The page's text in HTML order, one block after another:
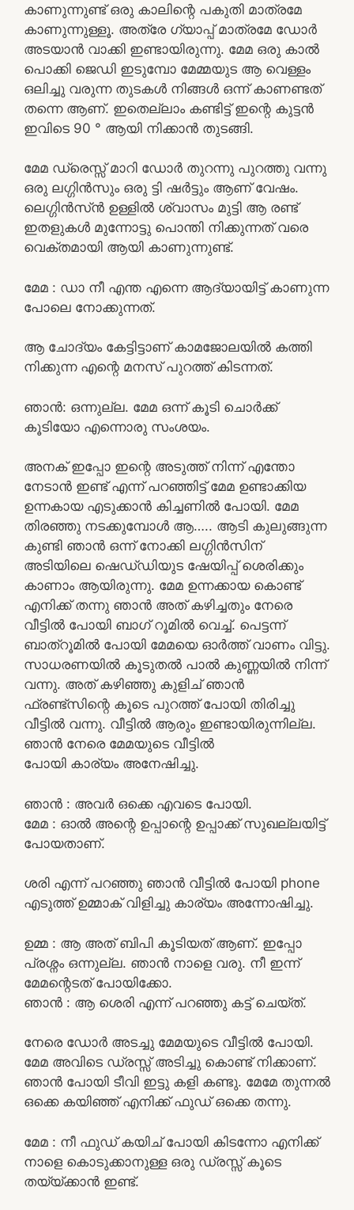
കാണുന്നുണ്ട് ഒരു കാലിന്റെ പകുതി മാത്രമേ
കാണുന്നുള്ളൂ. അത്രേ ഗ്യാപ്പ് മാത്രമേ ഡോർ
അടയാൻ വാക്കി ഇണ്ടായിരുന്നു. മേമ ഒരു കാൽ
പൊക്കി ജെഡി ഇടുമ്പോ മേമ്മയുട ആ വെള്ളം
ഒലിച്ചു വരുന്ന തുടകൾ നിങ്ങൾ ഒന്ന് കാണണ്ടത്
തന്നെ ആണ്. ഇതെല്ലാം കണ്ടിട്ട് ഇന്റെ കുട്ടൻ
ഇവിടെ 90 ° ആയി നിക്കാൻ തുടങ്ങി.
മേമ ഡ്രെസ്സ് മാറി ഡോർ തുറന്നു പുറത്തു വന്നു
ഒരു ലഗ്ഗിൻസും ഒരു ട്ടി ഷർട്ടും ആണ് വേഷം.
ലെഗ്ഗിൻസ്ൻ ഉള്ളിൽ ശ്വാസം മുട്ടി ആ രണ്ട്
ഇതളുകൾ മുന്നോട്ടു പൊന്തി നിക്കുന്നത് വരെ
വെക്തമായി ആയി കാണുന്നുണ്ട്.
മേമ : ഡാ നീ എന്ത എന്നെ ആദ്യായിട്ട് കാണുന്ന
പോലെ നോക്കുന്നത്.
ആ ചോദ്യം കേട്ടിട്ടാണ് കാമജോലയിൽ കത്തി
നിക്കുന്ന എന്റെ മനസ് പുറത്ത് കിടന്നത്.
ഞാൻ: ഒന്നുല്ല. മേമ ഒന്ന് കൂടി ചൊർക്ക്
കൂടിയോ എന്നൊരു സംശയം.
അനക് ഇപ്പോ ഇന്റെ അടുത്ത് നിന്ന് എന്തോ
നേടാൻ ഇണ്ട് എന്ന് പറഞ്ഞിട്ട് മേമ ഉണ്ടാക്കിയ
ഉന്നകായ എടുക്കാൻ കിച്ചണിൽ പോയി. മേമ
തിരഞ്ഞു നടക്കുമ്പോൾ ആ….. ആടി കുലുങ്ങുന്ന
കുണ്ടി ഞാൻ ഒന്ന് നോക്കി ലഗ്ഗിൻസിന്
അടിയിലെ ഷെഡ്‌ഡിയുട ഷേയിപ്പ് ശെരിക്കും
കാണാം ആയിരുന്നു. മേമ ഉന്നക്കായ കൊണ്ട്
എനിക്ക് തന്നു ഞാൻ അത് കഴിച്ചതും നേരെ
വീട്ടിൽ പോയി ബാഗ് റൂമിൽ വെച്ച്. പെട്ടന്ന്
ബാത്‌റൂമിൽ പോയി മേമയെ ഓർത്ത് വാണം വിട്ടു.
സാധരണയിൽ കൂടുതൽ പാൽ കുണ്ണയിൽ നിന്ന്
വന്നു. അത് കഴിഞ്ഞു കുളിച് ഞാൻ
ഫ്രണ്ട്സിന്റെ കൂടെ പുറത്ത് പോയി തിരിച്ചു
വീട്ടിൽ വന്നു. വീട്ടിൽ ആരും ഇണ്ടായിരുന്നില്ല.
ഞാൻ നേരെ മേമയുടെ വീട്ടിൽ
പോയി കാര്യം അനേഷിച്ചു.
ഞാൻ : അവർ ഒക്കെ എവടെ പോയി.
മേമ : ഓൽ അന്റെ ഉപ്പാന്റെ ഉപ്പാക്ക് സുഖല്ലയിട്ട്
പോയതാണ്.
ശരി എന്ന് പറഞ്ഞു ഞാൻ വീട്ടിൽ പോയി phone
എടുത്ത് ഉമ്മാക് വിളിച്ചു കാര്യം അന്നോഷിച്ചു.
ഉമ്മ : ആ അത് ബിപി കൂടിയത് ആണ്. ഇപ്പോ
പ്രശ്നം ഒന്നുല്ല. ഞാൻ നാളെ വരു. നീ ഇന്ന്
മേമന്റെടത് പോയിക്കോ.
ഞാൻ : ആ ശെരി എന്ന് പറഞ്ഞു കട്ട്‌ ചെയ്ത്.
നേരെ ഡോർ അടച്ചു മേമയുടെ വീട്ടിൽ പോയി.
മേമ അവിടെ ഡ്രസ്സ്‌ അടിച്ചു കൊണ്ട് നിക്കാണ്.
ഞാൻ പോയി ടീവി ഇട്ടു കളി കണ്ടു. മേമേ തുന്നൽ
ഒക്കെ കയിഞ്ഞ് എനിക്ക് ഫുഡ്‌ ഒക്കെ തന്നു.
മേമ : നീ ഫുഡ്‌ കയിച് പോയി കിടന്നോ എനിക്ക്
നാളെ കൊടുക്കാനുള്ള ഒരു ഡ്രസ്സ്‌ കൂടെ
തയ്യ്ക്കാൻ ഇണ്ട്.